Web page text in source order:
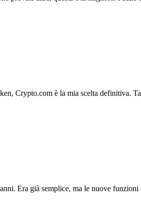
Crypto.com è la mia scelta definitiva.
Era già semplice, ma le nuove